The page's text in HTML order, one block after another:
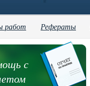
работ Рефераты
с